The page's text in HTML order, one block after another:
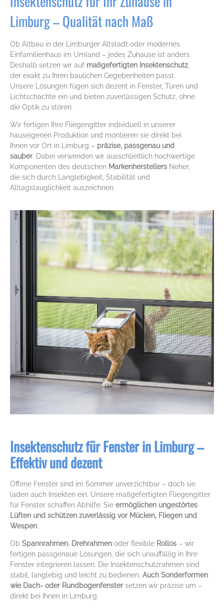
Limburg – Qualität nach Maß
Ob Altbau in der Limburger Altstadt oder modernes
Einfamilienhaus im Umland – jedes Zuhause ist anders.
Deshalb setzen wir auf maßgefertigten Insektenschutz
der exakt zu Ihren baulichen Gegebenheiten passt.
Unsere Lösungen fügen sich dezent in Fenster, Türen und
Lichtschächte ein und bieten zuverlässigen Schutz, ohne
die Optik zu stören.
Wir fertigen Ihre Fliegengitter individuell in unserer
hauseigenen Produktion und montieren sie direkt bei
Ihnen vor Ort in Limburg – präzise, passgenau und
sauber. Dabei verwenden wir ausschließlich hochwertige
Komponenten des deutschen Markenherstellers Neher,
die sich durch Langlebigkeit, Stabilität und
Alltagstauglichkeit auszeichnen.
Insektenschutz für Fenster in Limburg –
Effektiv und dezent
Offene Fenster sind im Sommer unverzichtbar – doch sie
laden auch Insekten ein. Unsere maßgefertigten Fliegengitter
für Fenster schaffen Abhilfe: Sie ermöglichen ungestörtes
Lüften und schützen zuverlässig vor Mücken, Fliegen und
Wespen.
Ob Spannrahmen Drehrahmen oder flexible Rollos – wir
fertigen passgenaue Lösungen, die sich unauffällig in Ihre
Fenster integrieren lassen. Die Insektenschutzrahmen sind
stabil, langlebig und leicht zu bedienen. Auch Sonderformen
wie Dach- oder Rundbogenfenstersetzen wir präzise um –
direkt bei Ihnen in Limburg.